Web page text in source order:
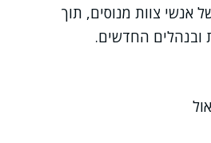
אנשי צוות מנוסים, תוך
ובנהלים החדשים.